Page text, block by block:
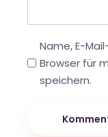
Name, E-
Browser für
speichern.